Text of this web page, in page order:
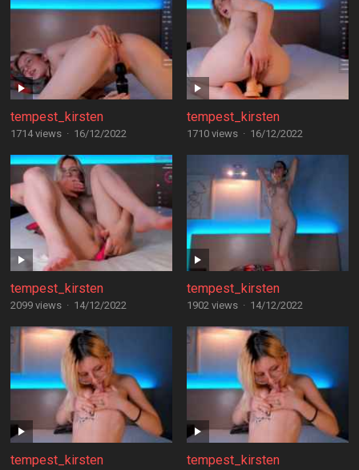
tempest_kirsten
1714 views · 16/12/2022
tempest_kirsten
1710 views · 16/12/2022
tempest_kirsten
2099 views · 14/12/2022
tempest_kirsten
1902 views · 14/12/2022
tempest_kirsten tempest_kirsten